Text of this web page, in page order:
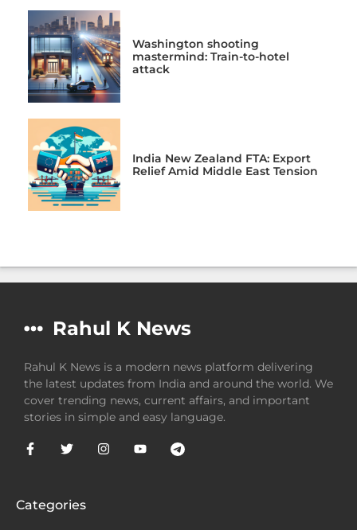
Washington shooting
mastermind: Train-to-hotel
attack
India New Zealand FTA: Export
Relief Amid Middle East Tension
Rahul K News
Rahul K News is a modern news platform delivering
the latest updates from India and around the world. We
cover trending news, current affairs, and important
stories in simple and easy language.
Categories